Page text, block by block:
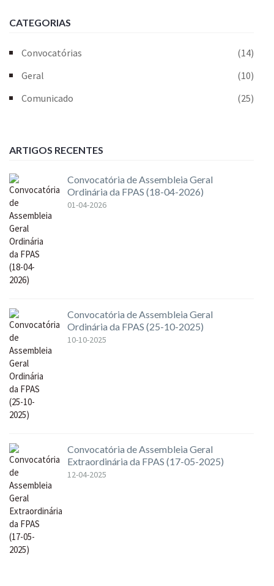
CATEGORIAS
Convocatórias
(14)
Geral
(10)
Comunicado
(25)
ARTIGOS RECENTES
Convocatória de Assembleia Geral
Ordinária da FPAS (18-04-2026)
01-04-2026
Convocatória de Assembleia Geral
Ordinária da FPAS (25-10-2025)
10-10-2025
Convocatória de Assembleia Geral
Extraordinária da FPAS (17-05-2025)
12-04-2025